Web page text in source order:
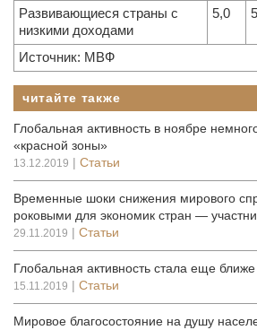
Развивающиеся страны с
низкими доходами
5,0
Источник: МВФ
читайте также
Глобальная активность в ноябре
«красной зоны»
13.12.2019 | Статьи
Временные шоки снижения мирового
роковыми для экономик стран —
29.11.2019 | Статьи
Глобальная активность стала еще
15.11.2019 | Статьи
Мировое благосостояние на душу